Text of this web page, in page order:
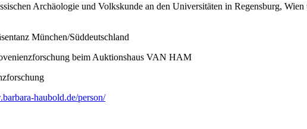
Archäologie und Volkskunde an den Universitäten in Regensburg,
München/Süddeutschland
beim Auktionshaus VAN HAM
haubold.de/person/